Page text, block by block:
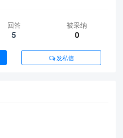
回答
5
被采纳
0
发私信